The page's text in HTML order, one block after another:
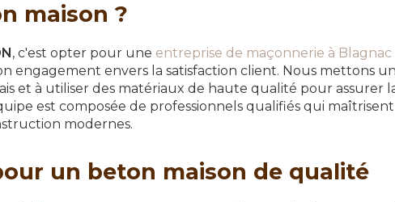
maison ?
, c'est opter pour une entreprise de maçonnerie à Blagnac
engagement envers la satisfaction client. Nous mettons un
et à utiliser des matériaux de haute qualité pour assurer
est composée de professionnels qualifiés qui maîtrisent
modernes.
un beton maison de qualité